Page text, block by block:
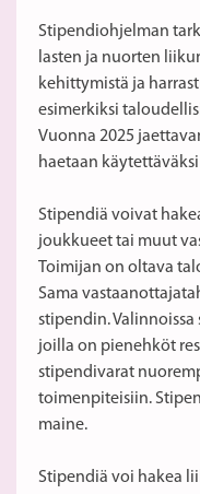
Stipendiohjelman
lasten ja nuorten
kehittymistä ja
esimerkiksi
Vuonna 2025
haetaan
Stipendiä voivat
joukkueet tai muut
Toimijan on oltava
Sama
stipendin. Valinnoissa
joilla on pienehköt
stipendivarat
toimenpiteisiin.
maine.
Stipendiä voi hakea